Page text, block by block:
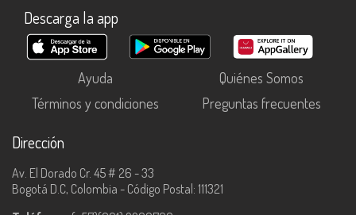
Descarga la app
Ayuda
Quiénes Somos
Términos y condiciones
Preguntas frecuentes
Dirección
Av. El Dorado Cr. 45 # 26 - 33
Bogotá D.C, Colombia - Código Postal: 111321